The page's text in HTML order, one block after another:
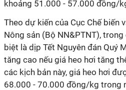
khoảng 51.000 - 57.000 đồng/
Theo dự kiến của Cục Chế biến
Nông sản (Bộ NN&PTNT),
biệt là dịp Tết Nguyên đán Quý
tăng cao nếu giá heo hơi tăng
các kịch bản này, giá heo hơi
68.000 - 70.000 đồng/kg trong